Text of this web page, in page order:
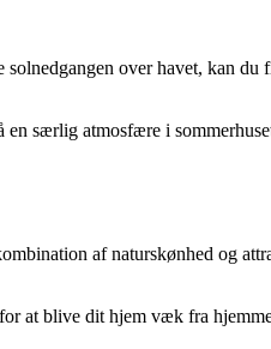
over havet, kan du
en særlig atmosfære i
af naturskønhed og
at blive dit hjem væk fra